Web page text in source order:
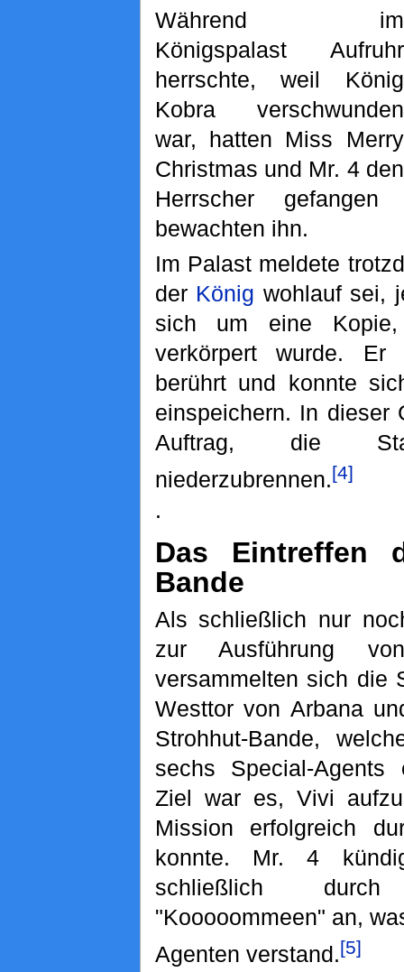
Während im
Königspalast Aufruhr
herrschte, weil König
Kobra verschwunden
war, hatten Miss Merry
Christmas und Mr. 4 den
Herrscher
bewachten ihn.
Im Palast meldete
der König wohlauf sei,
sich um eine
verkörpert wurde.
berührt und konnte
einspeichern. In dieser
Auftrag, die
niederzubrennen.[4]
.
Das Eintreffen
Bande
Als schließlich nur
zur Ausführung
versammelten sich die
Westtor von Arbana
Strohhut-Bande,
sechs Special-
Ziel war es, Vivi
Mission erfolgreich
konnte. Mr. 4
schließlich
"Kooooommeen" an,
Agenten verstand.[5]